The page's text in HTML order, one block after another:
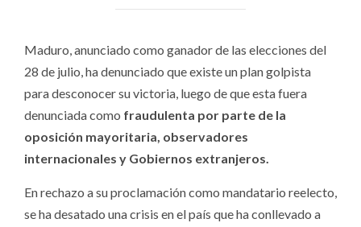
Maduro, anunciado como ganador de las elecciones del
28 de julio, ha denunciado que existe un plan golpista
para desconocer su victoria, luego de que esta fuera
denunciada como fraudulenta por parte de la
oposición mayoritaria, observadores
internacionales y Gobiernos extranjeros.
En rechazo a su proclamación como mandatario reelecto,
se ha desatado una crisis en el país que ha conllevado a